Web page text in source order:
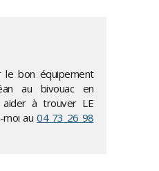
le bon équipement
au bivouac en
à trouver LE
moi au04 73 26 98